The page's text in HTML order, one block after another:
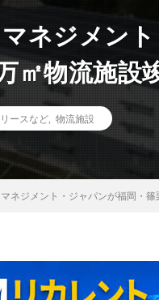
ネジメン
㎡物流施設
ースなど 物流施設
ネジメント・ジャパンが福岡・